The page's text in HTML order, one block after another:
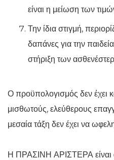
είναι η μείωση των
Την ίδια στιγμή,
δαπάνες για την
στήριξη των
Ο προϋπολογισμός δεν έχει
μισθωτούς, ελεύθερους
μεσαία τάξη δεν έχει να
Η ΠΡΑΣΙΝΗ ΑΡΙΣΤΕΡΑ είναι